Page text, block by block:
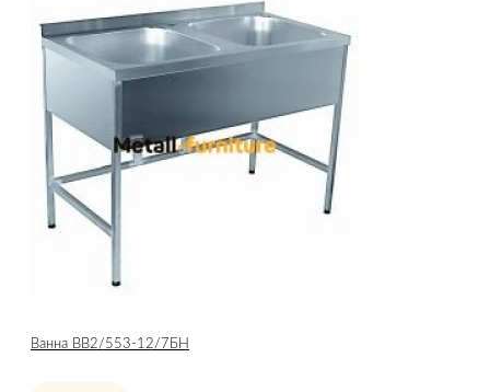
Ванна ВВ2/553-12/7БН